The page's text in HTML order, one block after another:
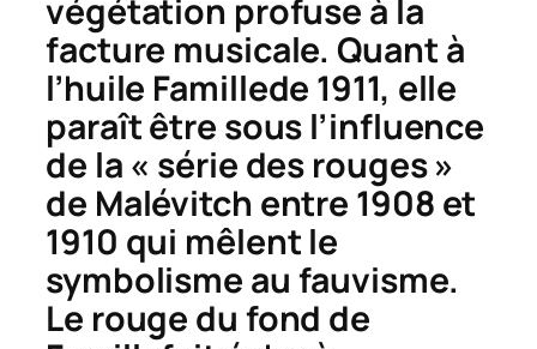
végétation profuse à la
facture musicale. Quant à
l’huile Famillede 1911, elle
paraît être sous l’influence
de la « série des rouges »
de Malévitch entre 1908 et
1910 qui mêlent le
symbolisme au fauvisme.
Le rouge du fond de